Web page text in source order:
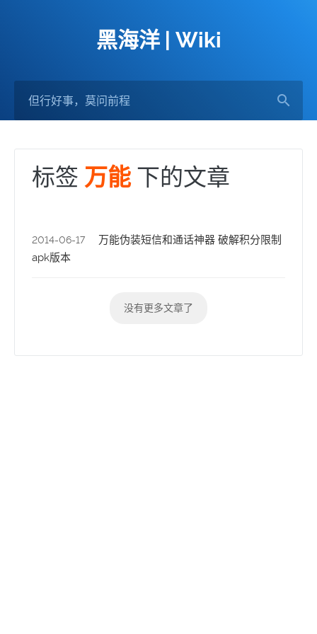
黑海洋 | Wiki
标签 万能下的文章
2014-06-17
万能伪装短信和通话神器 破解积分限制
apk版本
没有更多文章了